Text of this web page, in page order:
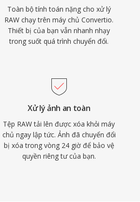
Toàn bộ tính toán nặng cho xử lý
RAW chạy trên máy chủ Convertio.
Thiết bị của bạn vẫn nhanh nhạy
trong suốt quá trình chuyển đổi.
Xử lý ảnh an toàn
Tệp RAW tải lên được xóa khỏi máy
chủ ngay lập tức. Ảnh đã chuyển đổi
bị xóa trong vòng 24 giờ để bảo vệ
quyền riêng tư của bạn.